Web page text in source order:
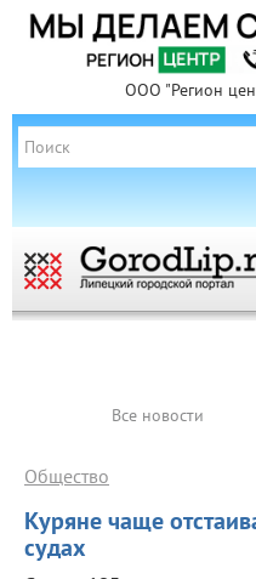
ООО "Регион
Все новости
Куряне чаще
судах
Общество